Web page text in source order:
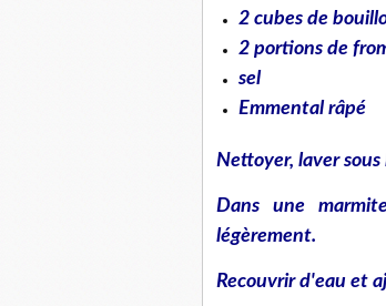
2 cubes de
2 portions de
sel
Emmental râpé
Nettoyer, laver sous
Dans une
légèrement.
Recouvrir d'eau et